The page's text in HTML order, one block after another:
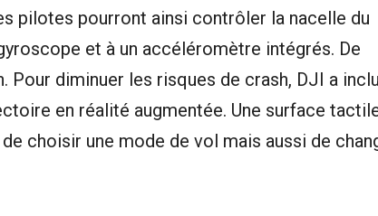
pilotes pourront ainsi contrôler la nacelle du
et à un accéléromètre intégrés. De
Pour diminuer les risques de crash, DJI a
en réalité augmentée. Une surface
choisir une mode de vol mais aussi de